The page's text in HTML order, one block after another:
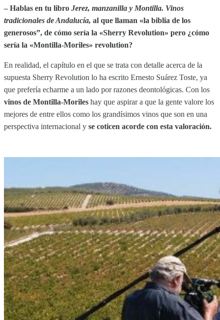
– Hablas en tu libro Jerez, manzanilla y Montilla. Vinos
tradicionales de Andalucía, al que llaman «la biblia de los
generosos”, de cómo sería la «Sherry Revolution» pero ¿cómo
sería la «Montilla-Moriles» revolution?
En realidad, el capítulo en el que se trata con detalle acerca de la
supuesta Sherry Revolution lo ha escrito Ernesto Suárez Toste, ya
que prefería echarme a un lado por razones deontológicas. Con los
vinos de Montilla-Moriles hay que aspirar a que la gente valore los
mejores de entre ellos como los grandísimos vinos que son en una
perspectiva internacional y se coticen acorde con esta valoración.